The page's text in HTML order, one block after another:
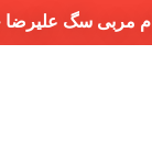
مربی سگ